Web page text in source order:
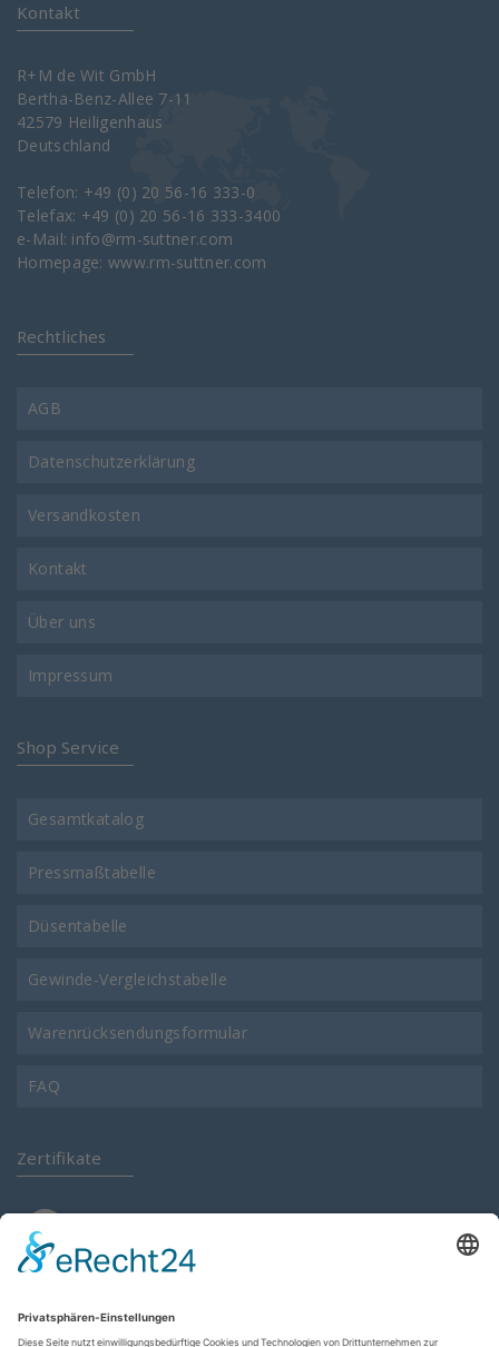
Kontakt
R+M de Wit GmbH
Bertha-Benz-Allee 7-11
42579 Heiligenhaus
Deutschland
Telefon: +49 (0) 20 56-16 333-0
Telefax: +49 (0) 20 56-16 333-3400
e-Mail: info@rm-suttner.com
Homepage:www.rm-suttner.com
Rechtliches
AGB
Datenschutzerklärung
Versandkosten
Kontakt
Über uns
Impressum
Shop Service
Gesamtkatalog
Pressmaßtabelle
Düsentabelle
Gewinde-Vergleichstabelle
Warenrücksendungsformular
FAQ
Zertifikate